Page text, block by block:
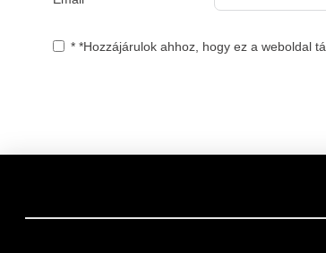
* *Hozzájárulok ahhoz, hogy ez a weboldal